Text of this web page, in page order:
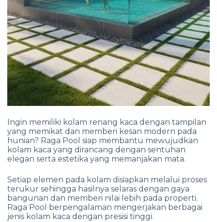
Ingin memiliki kolam renang kaca dengan tampilan
yang memikat dan memberi kesan modern pada
hunian? Raga Pool siap membantu mewujudkan
kolam kaca yang dirancang dengan sentuhan
elegan serta estetika yang memanjakan mata.
Setiap elemen pada kolam disiapkan melalui proses
terukur sehingga hasilnya selaras dengan gaya
bangunan dan memberi nilai lebih pada properti.
Raga Pool berpengalaman mengerjakan berbagai
jenis kolam kaca dengan presisi tinggi.